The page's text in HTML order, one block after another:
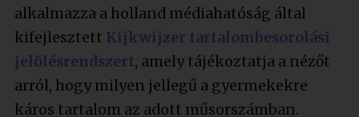
például ha egy műsorszámnak nem
megfelelő a besorolása egy néző szerint, az
esetet a Médiatanács vizsgálja, de döntést
csak magyar szolgáltató esetén hozhat – a
rendszerint külföldön bejegyzett
alkalmazza a holland médiahatóság által
kifejlesztett Kijkwijzer tartalombesorolási
jelölésrendszert, amely tájékoztatja a nézőt
arról, hogy milyen jellegű a gyermekekre
káros tartalom az adott műsorszámban.